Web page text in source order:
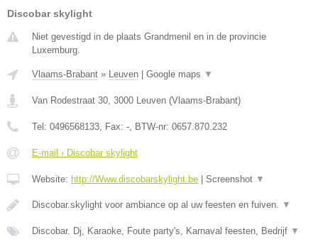
Discobar skylight
Niet gevestigd in de plaats Grandmenil en in de provincie
Luxemburg.
Vlaams-Brabant » Leuven Google maps ▼
Van Rodestraat 30, 3000 Leuven (Vlaams-Brabant)
Tel: 0496568133, Fax: -, BTW-nr: 0657.870.232
E-mail › Discobar skylight
Website: http://Www.discobarskylight.be Screenshot ▼
Discobar.skylight voor ambiance op al uw feesten en fuiven. ▼
Discobar. Dj, Karaoke, Foute party's, Karnaval feesten, Bedrijf ▼